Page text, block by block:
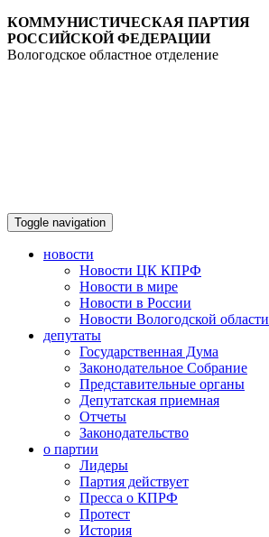
КОММУНИСТИЧЕСКАЯ ПАРТИЯ
РОССИЙСКОЙ ФЕДЕРАЦИИ
Вологодское областное отделение
Toggle navigation
новости
Новости ЦК КПРФ
Новости в мире
Новости в России
Новости Вологодской области
депутаты
Государственная Дума
Законодательное Собрание
Представительные органы
Депутатская приемная
Отчеты
Законодательство
о партии
Лидеры
Партия действует
Пресса о КПРФ
Протест
История